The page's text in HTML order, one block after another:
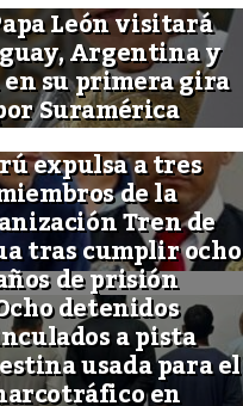
León visitará
Argentina y
su primera gira
Suramérica
expulsa a tres
de la
Tren de
tras cumplir ocho
de prisión
detenidos
a pista
usada para el
en